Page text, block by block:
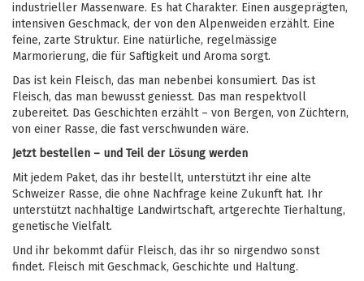
industrieller Massenware. Es hat Charakter. Einen ausgeprägten,
intensiven Geschmack, der von den Alpenweiden erzählt. Eine
feine, zarte Struktur. Eine natürliche, regelmässige
Marmorierung, die für Saftigkeit und Aroma sorgt.
Das ist kein Fleisch, das man nebenbei konsumiert. Das ist
Fleisch, das man bewusst geniesst. Das man respektvoll
zubereitet. Das Geschichten erzählt – von Bergen, von Züchtern,
von einer Rasse, die fast verschwunden wäre.
Jetzt bestellen – und Teil der Lösung werden
Mit jedem Paket, das ihr bestellt, unterstützt ihr eine alte
Schweizer Rasse, die ohne Nachfrage keine Zukunft hat. Ihr
unterstützt nachhaltige Landwirtschaft, artgerechte Tierhaltung,
genetische Vielfalt.
Und ihr bekommt dafür Fleisch, das ihr so nirgendwo sonst
findet. Fleisch mit Geschmack, Geschichte und Haltung.